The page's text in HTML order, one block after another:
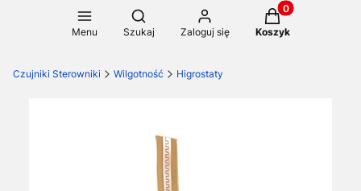
Menu
Otwórz wyszukiwarkę
Szukaj Zaloguj się
Produkty w
Koszyk
Czujniki Sterowniki Wilgotność Higrostaty